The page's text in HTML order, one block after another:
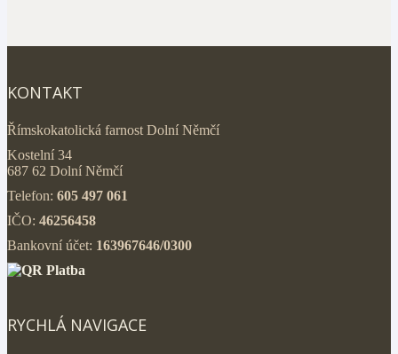
KONTAKT
Římskokatolická farnost Dolní Němčí
Kostelní 34
687 62 Dolní Němčí
Telefon: 605 497 061
IČO: 46256458
Bankovní účet: 163967646/0300
RYCHLÁ NAVIGACE